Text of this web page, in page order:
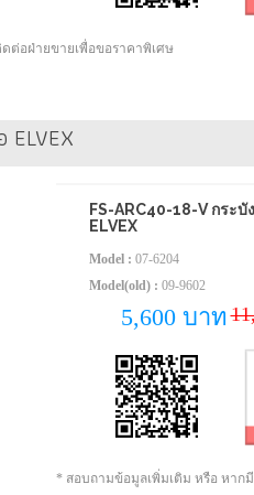
ต่อฝ่ายขายเพื่อขอราคาพิเศษ
ELVEX
FS-ARC40-18-V กระบั
ELVEX
Model : 07-6204
Model(old) : 09-9602
5,600 บาท
* สอบถามข้อมูลเพิ่มเติม หรือ หา